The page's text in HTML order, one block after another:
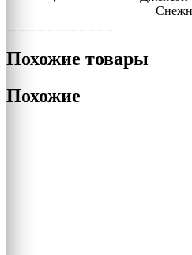
Похожие товары
Похожие